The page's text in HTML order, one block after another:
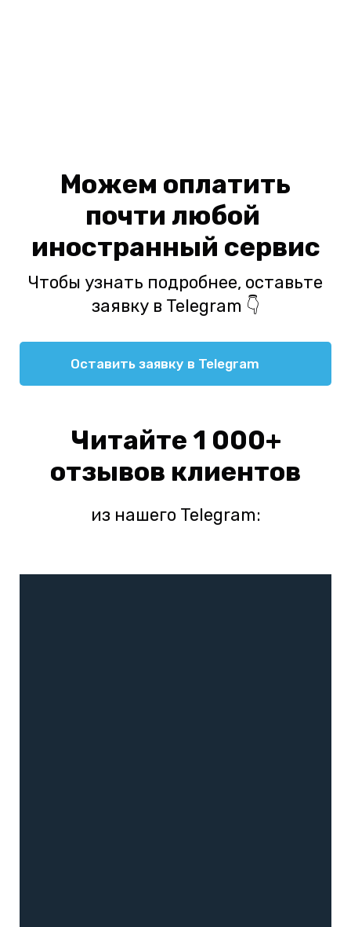
Можем оплатить
почти любой
иностранный сервис
Чтобы узнать подробнее, оставьте
заявку в Telegram 👇
Оставить заявку в Telegram
Читайте 1 000+
отзывов клиентов
из нашего Telegram: